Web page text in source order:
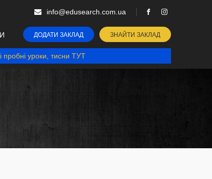
info@edusearch.com.ua
ДОДАТИ ЗАКЛАД ЗНАЙТИ ЗАКЛАД
уроки, тисни ТУТ